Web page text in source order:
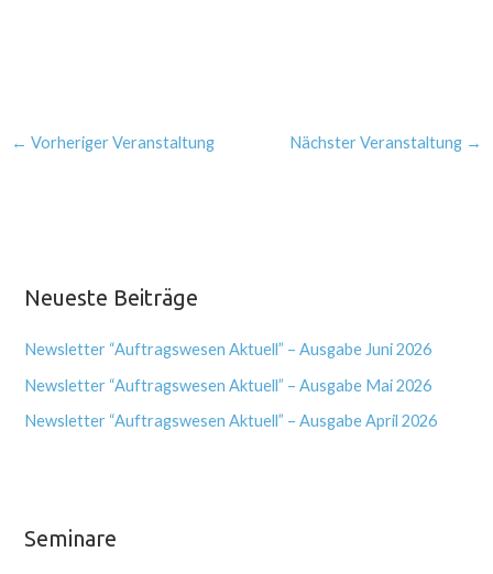
← Vorheriger Veranstaltung Nächster Veranstaltung →
Neueste Beiträge
Newsletter “Auftragswesen Aktuell” – Ausgabe Juni 2026
Newsletter “Auftragswesen Aktuell” – Ausgabe Mai 2026
Newsletter “Auftragswesen Aktuell” – Ausgabe April 2026
Seminare